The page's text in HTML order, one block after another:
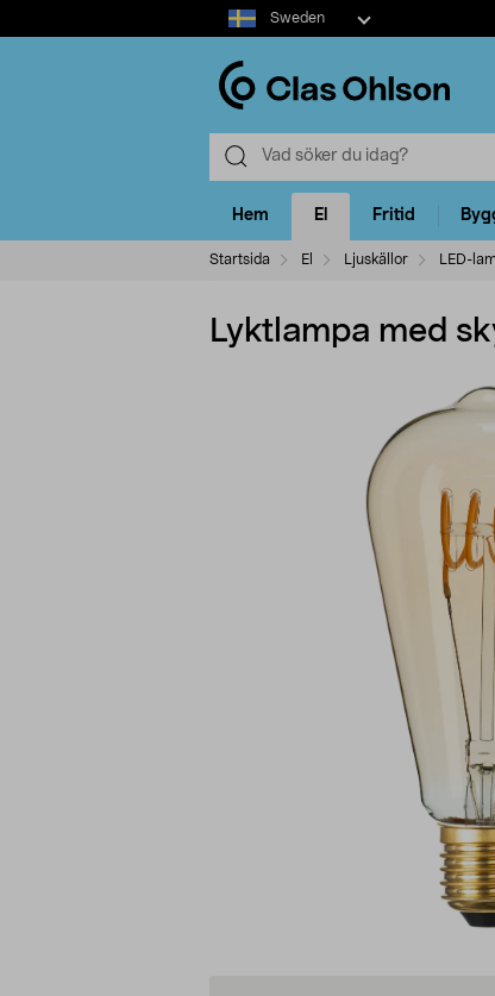
Select
market
Sweden
Hem El Fritid
Startsida El Ljuskällor LED-
Lyktlampa med